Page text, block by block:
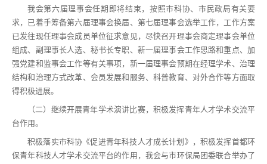
我会第六届理事会任期即将结束，按照市科协、市民政局有关要
求，已着手筹备第六届理事会换届、第七届理事会选举工作，工作方案
已发往现任理事会成员单位征求意见，尽快召开理事会商定理事会单位
组成、副理事长人选、秘书长专职、新一届理事会工作思路和重点、加
强党建和监事会工作等有关事项，新一届理事会预期在经理学术、治理
结构和治理方式改革、会员发展和服务、科普教育、对外合作等方面取
得积极进展。
（二）继续开展青年学术演讲比赛，积极发挥青年人才学术交流平
台作用。
积极落实市科协《促进青年科技人才成长计划》，积极发挥首都环
保青年科技人才学术交流平台的作用，我会与市环保局团委联合举办了